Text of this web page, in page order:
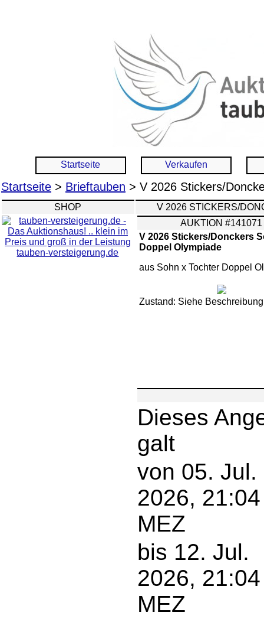
Startseite Verkaufen
Startseite > Brieftauben > V 2026 Stickers/
SHOP
tauben-versteigerung.de
V 2026 STICKERS/
AUKTION #141071
V 2026 Stickers/Donckers
Doppel Olympiade
aus Sohn x Tochter Doppel
Zustand: Siehe Beschreibung
Dieses
galt
von 05. Jul.
2026, 21:04
MEZ
bis 12. Jul.
2026, 21:04
MEZ